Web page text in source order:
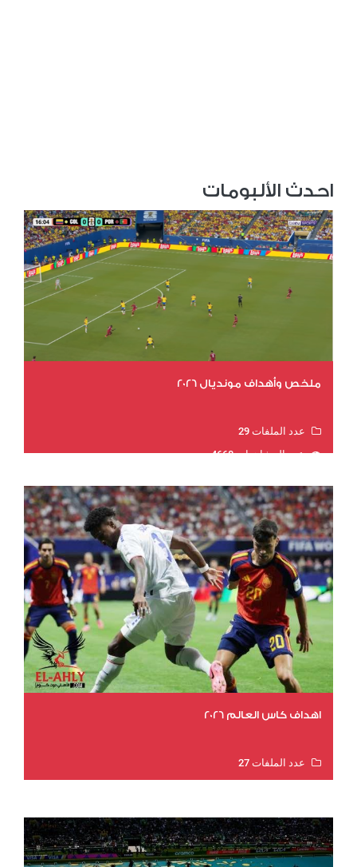
احدث الألبومات
ملخص وأهداف مونديال 2026
عدد الملفات 29
عدد المشاهدات 4668
اهداف كاس العالم 2026
عدد الملفات 27